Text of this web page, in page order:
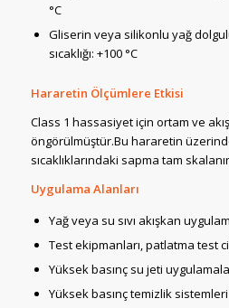
°C
Gliserin veya silikonlu yağ
sıcaklığı: +100 °C
Hararetin Ölçümlere Etkisi
Class 1 hassasiyet için ortam ve
öngörülmüştür.Bu hararetin
sıcaklıklarındaki sapma tam
Uygulama Alanları
Yağ veya su sıvı akışkan
Test ekipmanları, patlatma test
Yüksek basınç su jeti
Yüksek basınç temizlik sistemleri